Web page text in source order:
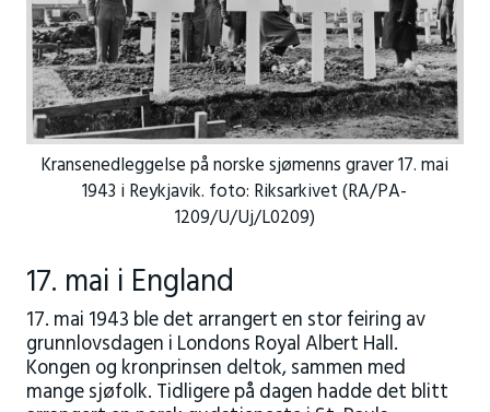
Kransenedleggelse på norske sjømenns graver 17. mai
1943 i Reykjavik. foto: Riksarkivet (RA/PA-
1209/U/Uj/L0209)
17. mai i England
17. mai 1943 ble det arrangert en stor feiring av
grunnlovsdagen i Londons Royal Albert Hall.
Kongen og kronprinsen deltok, sammen med
mange sjøfolk. Tidligere på dagen hadde det blitt